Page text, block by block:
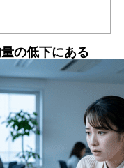
の低下にある